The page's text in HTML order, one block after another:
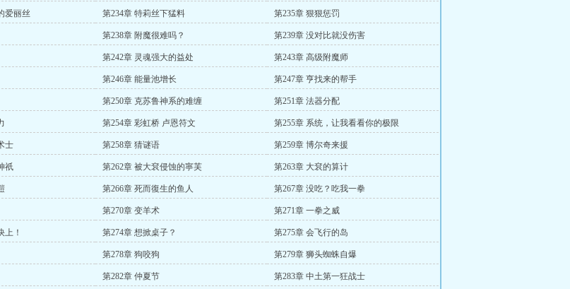
爱丽丝 第234章 特莉丝下猛料 第235章 狠狠惩罚
第238章 附魔很难吗？ 第239章 没对比就没伤害
第242章 灵魂强大的益处 第243章 高级附魔师
第246章 能量池增长 第247章 亨找来的帮手
第250章 克苏鲁神系的难缠 第251章 法器分配
第254章 彩虹桥 卢恩符文 第255章 系统，让我看看你的极限
士 第258章 猜谜语 第259章 博尔奇来援
祇 第262章 被大袞侵蚀的寧芙 第263章 大袞的算计
第266章 死而復生的鱼人 第267章 没吃？吃我一拳
第270章 变羊术 第271章 一拳之威
上！ 第274章 想掀桌子？ 第275章 会飞行的岛
第278章 狗咬狗 第279章 狮头蜘蛛自爆
第282章 仲夏节 第283章 中土第一狂战士